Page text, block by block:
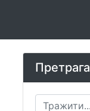
Претрага